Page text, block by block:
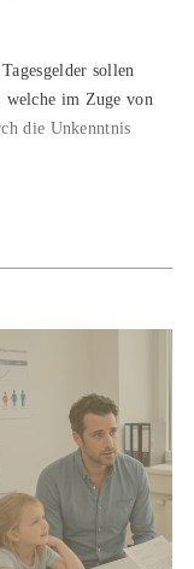
sollen
welche im Zuge von
die Unkenntnis